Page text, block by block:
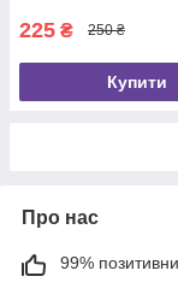
225 ₴ 250 ₴
Купити
Про нас
99%